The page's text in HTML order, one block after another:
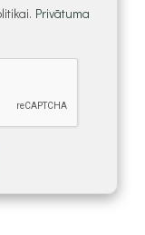
Privātuma